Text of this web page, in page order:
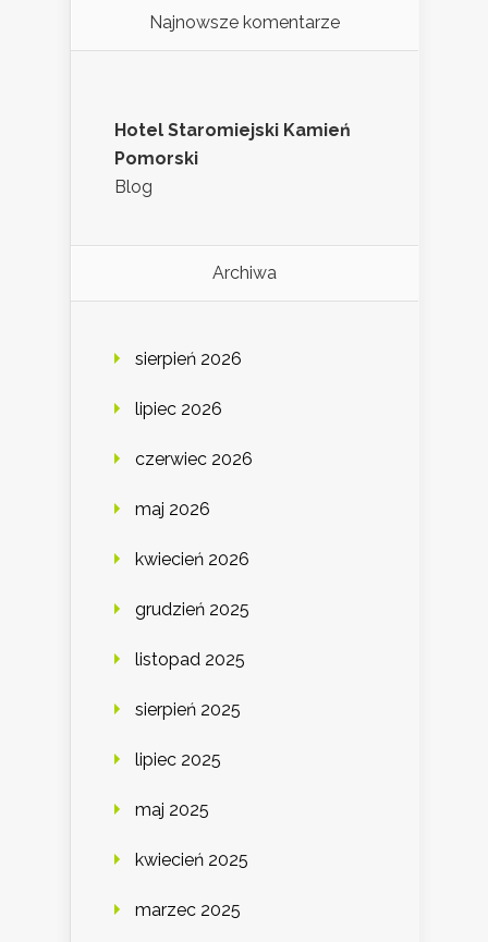
Najnowsze komentarze
Hotel Staromiejski Kamień
Pomorski
Blog
Archiwa
sierpień 2026
lipiec 2026
czerwiec 2026
maj 2026
kwiecień 2026
grudzień 2025
listopad 2025
sierpień 2025
lipiec 2025
maj 2025
kwiecień 2025
marzec 2025